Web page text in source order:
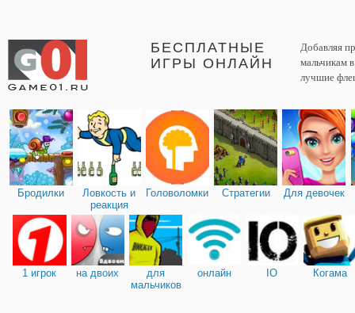
БЕСПЛАТНЫЕ
ИГРЫ ОНЛАЙН
Добавляя
мальчикам
лучшие
Бродилки
Ловкость и
реакция
Головоломки Стратегии Для девочек
1 игрок на двоих
для
мальчиков
онлайн IO Когама